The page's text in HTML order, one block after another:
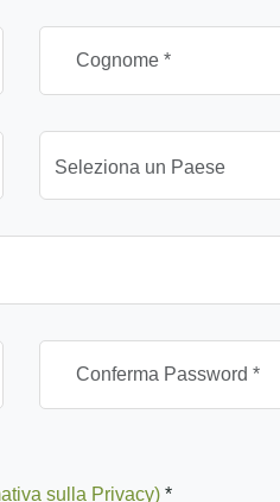
Seleziona un Paese
sulla Privacy) *